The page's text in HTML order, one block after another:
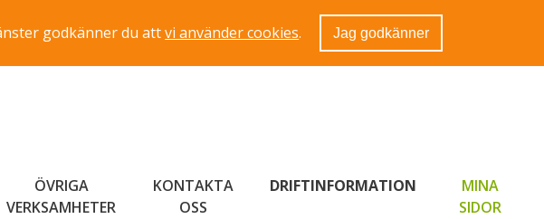
godkänner du attvi använder cookies. Jag godkänner
ÖVRIGA
VERKSAMHETER
KONTAKTA
OSS
DRIFTINFORMATION
MINA
SIDORLÄNK